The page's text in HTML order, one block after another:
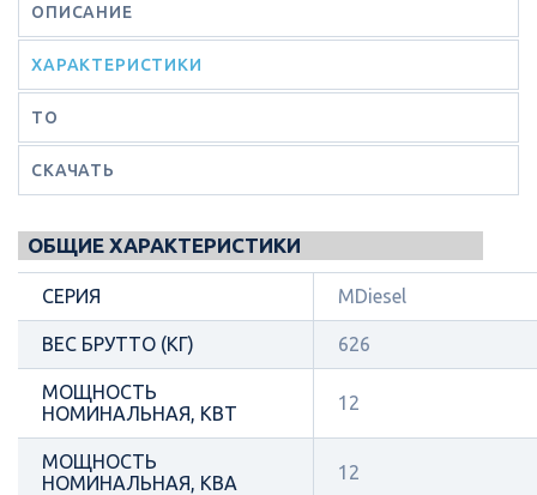
ОПИСАНИЕ
ХАРАКТЕРИСТИКИ
ТО
СКАЧАТЬ
ОБЩИЕ ХАРАКТЕРИСТИКИ
СЕРИЯ MDiesel
ВЕС БРУТТО (КГ) 626
МОЩНОСТЬ
НОМИНАЛЬНАЯ, КВТ
12
МОЩНОСТЬ
НОМИНАЛЬНАЯ, КВА
12